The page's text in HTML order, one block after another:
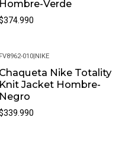
Hombre-Verde
FV8962-010 NIKE
Chaqueta Nike Totality
Knit Jacket Hombre-
Negro